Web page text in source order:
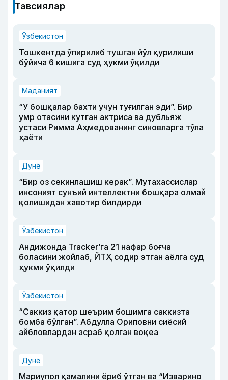
Тавсиялар
Ўзбекистон
Тошкентда ўпирилиб тушган йўл қурилиши
бўйича 6 кишига суд ҳукми ўқилди
Маданият
“У бошқалар бахти учун туғилган эди”. Бир
умр отасини кутган актриса ва дубльяж
устаси Римма Аҳмедованинг синовларга тўла
ҳаёти
Дунё
“Бир оз секинлашиш керак”. Мутахассислар
инсоният сунъий интеллектни бошқара олмай
қолишидан хавотир билдирди
Ўзбекистон
Андижонда Tracker’га 21 нафар боғча
боласини жойлаб, ЙТҲ содир этган аёлга суд
ҳукми ўқилди
Ўзбекистон
“Саккиз қатор шеърим бошимга саккизта
бомба бўлган”. Абдулла Ориповни сиёсий
айбловлардан асраб қолган воқеа
Дунё
Мариупол қамалини ёриб ўтган ва “Изварино